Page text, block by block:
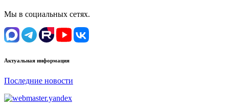
Мы в социальных сетях.
Актуальная информация
Последние новости